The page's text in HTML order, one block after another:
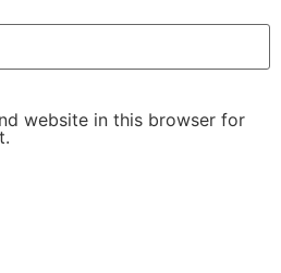
website in this browser for